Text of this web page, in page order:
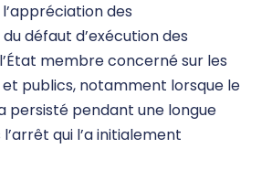
des
défaut d’exécution des
membre concerné sur les
publics, notamment lorsque le
persisté pendant une longue
qui l’a initialement